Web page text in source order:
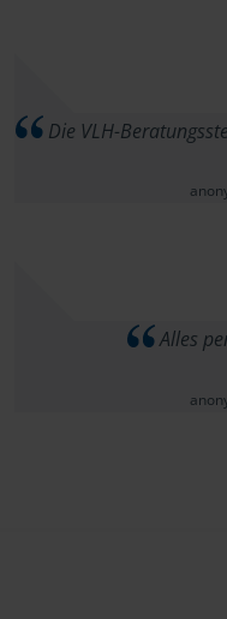
Die VLH-
Alles